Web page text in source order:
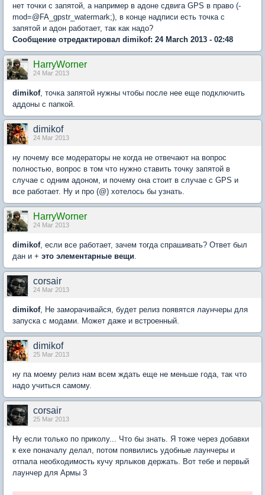
нет точки с запятой, а например в адоне сдвига GPS в право (-
mod=@FA_gpstr_watermark;), в конце надписи есть точка с
запятой и адон работает, так как надо?
Сообщение отредактировал dimikof: 24 March 2013 - 02:48
HarryWorner
24 Mar 2013
dimikof, точка запятой нужны чтобы после нее еще подключить
аддоны с папкой.
dimikof
24 Mar 2013
ну почему все модераторы не когда не отвечают на вопрос
полностью, вопрос в том что нужно ставить точку запятой в
случае с одним адоном, и почему она стоит в случае с GPS и
все работает. Ну и про (@) хотелось бы узнать.
HarryWorner
24 Mar 2013
dimikof, если все работает, зачем тогда спрашивать? Ответ был
дан и + это элементарные вещи
corsair
24 Mar 2013
dimikof, Не заморачивайся, будет релиз появятся лаунчеры для
запуска с модами. Может даже и встроенный.
dimikof
25 Mar 2013
ну па моему релиз нам всем ждать еще не меньше года, так что
надо учиться самому.
corsair
25 Mar 2013
Ну если только по приколу... Что бы знать. Я тоже через добавки
к ехе поначалу делал, потом появились удобные лаунчеры и
отпала необходимость кучу ярлыков держать. Вот тебе и первый
лаунчер для Армы 3